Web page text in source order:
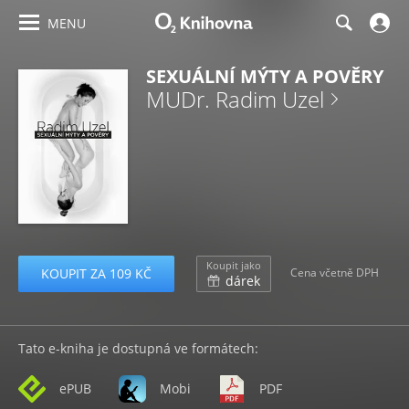
MENU
SEXUÁLNÍ MÝTY A POVĚRY
MUDr. Radim Uzel
KOUPIT ZA 109 KČ Koupit jako
dárek Cena včetně DPH
Tato e-kniha je dostupná ve formátech:
ePUB Mobi PDF